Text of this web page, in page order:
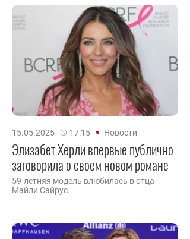
15.05.2025 17:15 Новости
Элизабет Херли впервые публично
заговорила о своем новом романе
59-летняя модель влюбилась в отца
Майли Сайрус.